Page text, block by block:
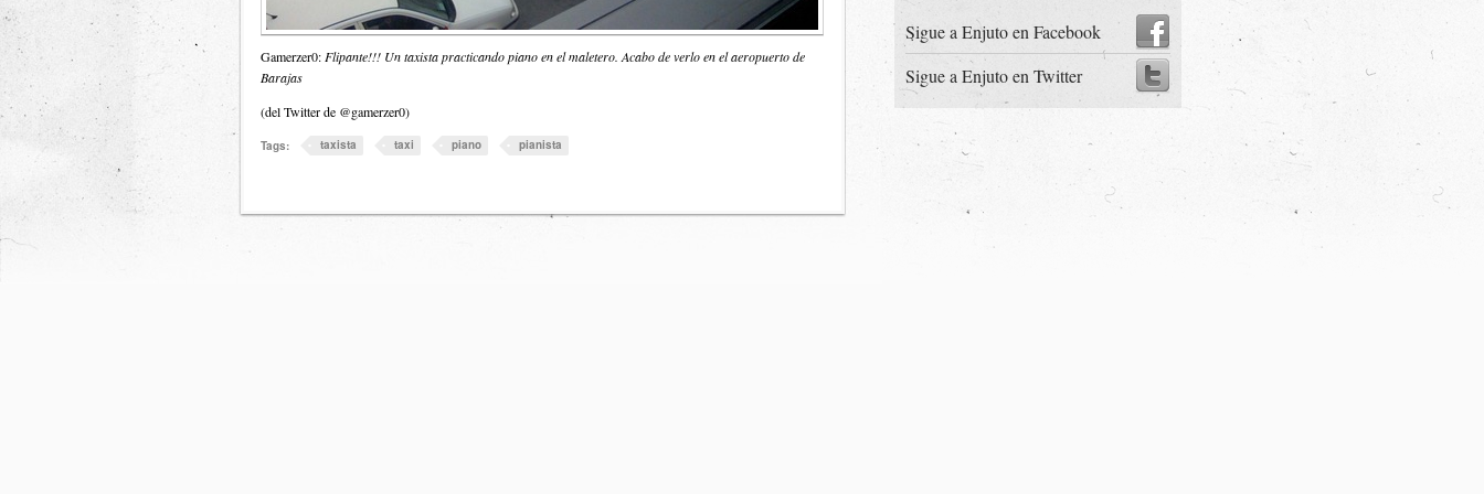
Gamerzer0: Flipante!!! Un taxista practicando piano en el maletero. Acabo de verlo en el aeropuerto de
Barajas
(del Twitter de @gamerzer0)
Tags: taxista taxi piano pianista
Sigue a Enjuto en Facebook
Sigue a Enjuto en Twitter